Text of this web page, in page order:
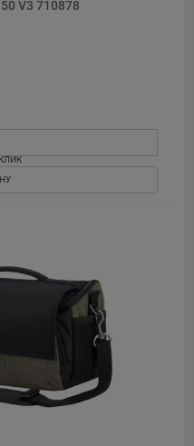
V3 710878